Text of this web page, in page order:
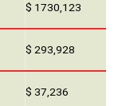
$ 1730,123
$ 293,928
$ 37,236